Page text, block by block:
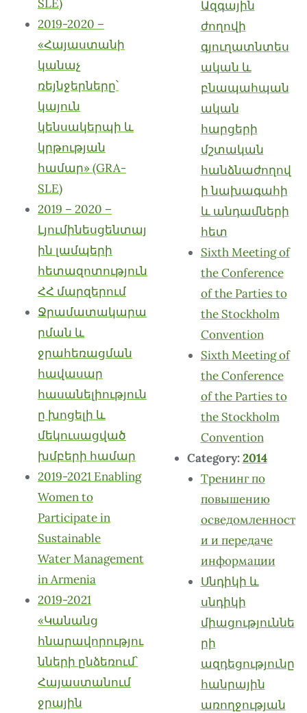
SLE)
2019-2020 –
«Հայաստանի
կանաչ
ռեյնջերները՝
կայուն
կենսակերպի և
կրթության
համար» (GRA-
SLE)
2019 – 2020 –
Լյումինեսցենտայ
ին լամպերի
հետազոտություն
ՀՀ մարզերում
Ջրամատակարա
րման և
ջրահեռացման
հավասար
հասանելիություն
ը խոցելի և
մեկուսացված
խմբերի համար
2019-2021 Enabling
Women to
Participate in
Sustainable
Water Management
in Armenia
2019-2021
«Կանանց
հնարավորությու
նների ընձեռում՝
Հայաստանում
ջրային
Ազգային
ժողովի
գյուղատնտես
ական և
բնապահպան
ական
հարցերի
մշտական
հանձնաժողով
ի նախագահի
և անդամների
հետ
Sixth Meeting of
the Conference
of the Parties to
the Stockholm
Convention
Sixth Meeting of
the Conference
of the Parties to
the Stockholm
Convention
Category:2014
Тренинг по
повышению
осведомленност
и и передаче
информации
Սնդիկի և
սնդիկի
միացություննե
րի
ազդեցությունը
հանրային
առողջության